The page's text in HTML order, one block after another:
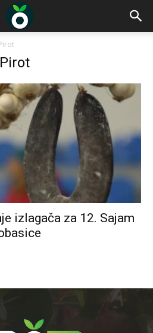
izlagača za 12. Sajam